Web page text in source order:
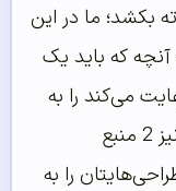
بکشد؛ ما در این
که باید یک
می‌کند را به
صورت مختصر شرح دهیم و در پایان نیز 2 منبع
را به